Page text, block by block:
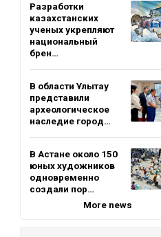
Разработки
казахстанских
ученых укрепляют
национальный
брен…
В области Ұлытау
представили
археологическое
наследие город…
В Астане около 150
юных художников
одновременно
создали пор…
More news